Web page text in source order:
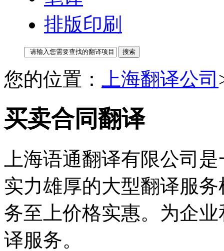
排版印刷
您的位置： 上海翻译公司
买卖合同翻译
上海语通翻译有限公司
实力雄厚的大型翻译服
务至上价格实惠。为企
译服务。